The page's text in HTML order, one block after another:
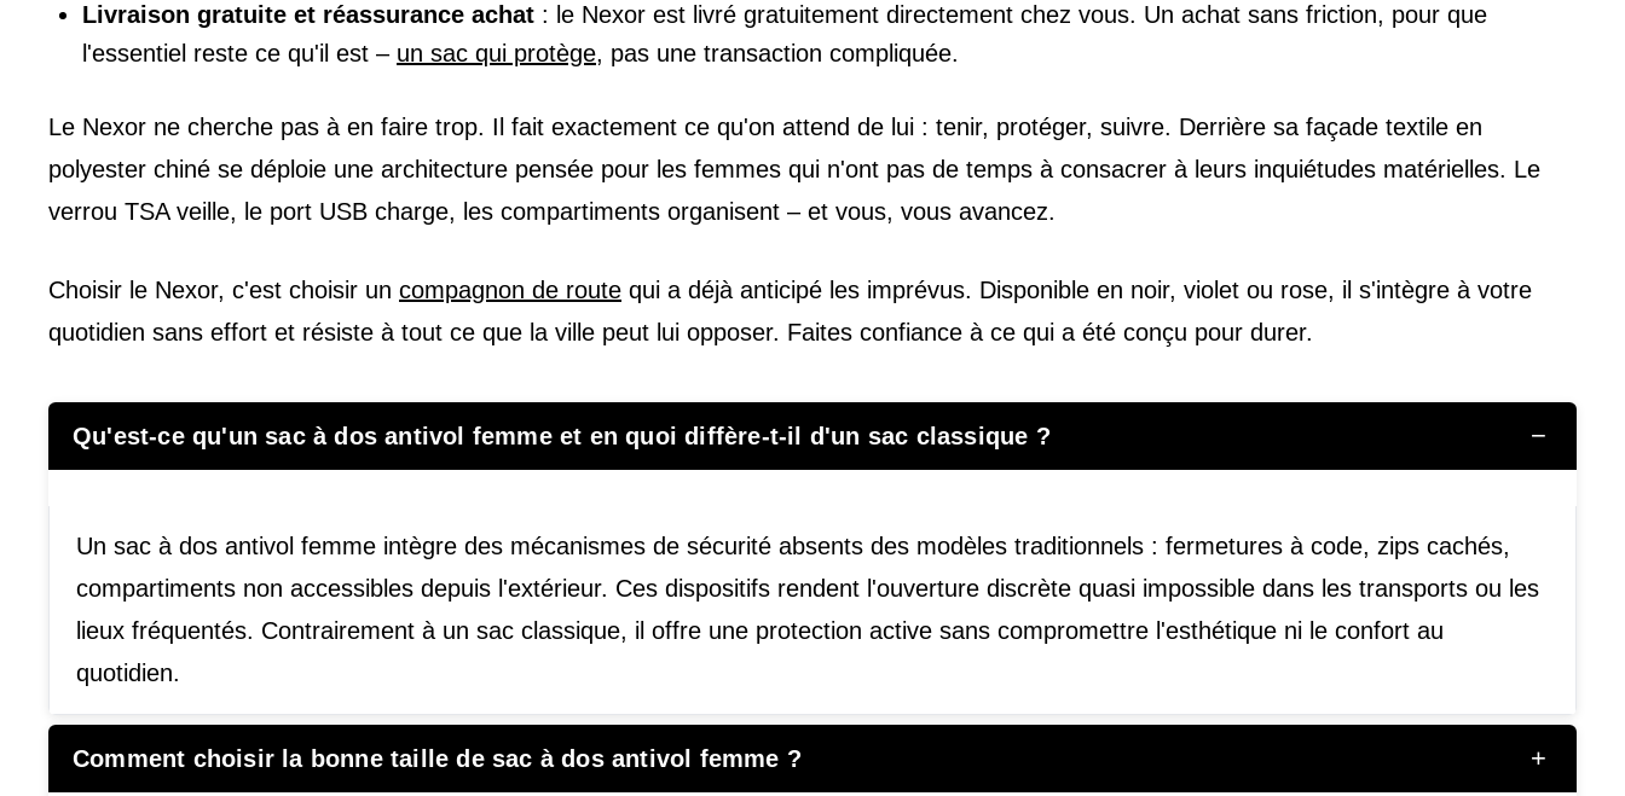
Livraison gratuite et réassurance achat : le Nexor est livré gratuitement directement chez vous. Un achat sans friction, pour que
l'essentiel reste ce qu'il est – un sac qui protège, pas une transaction compliquée.
Le Nexor ne cherche pas à en faire trop. Il fait exactement ce qu'on attend de lui : tenir, protéger, suivre. Derrière sa façade textile en
polyester chiné se déploie une architecture pensée pour les femmes qui n'ont pas de temps à consacrer à leurs inquiétudes matérielles. Le
verrou TSA veille, le port USB charge, les compartiments organisent – et vous, vous avancez.
Choisir le Nexor, c'est choisir un compagnon de route qui a déjà anticipé les imprévus. Disponible en noir, violet ou rose, il s'intègre à votre
quotidien sans effort et résiste à tout ce que la ville peut lui opposer. Faites confiance à ce qui a été conçu pour durer.
Qu'est-ce qu'un sac à dos antivol femme et en quoi diffère-t-il d'un sac classique ? −
Un sac à dos antivol femme intègre des mécanismes de sécurité absents des modèles traditionnels : fermetures à code, zips cachés,
compartiments non accessibles depuis l'extérieur. Ces dispositifs rendent l'ouverture discrète quasi impossible dans les transports ou les
lieux fréquentés. Contrairement à un sac classique, il offre une protection active sans compromettre l'esthétique ni le confort au
quotidien.
Comment choisir la bonne taille de sac à dos antivol femme ? +